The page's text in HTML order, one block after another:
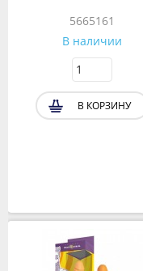
5665161
В наличии
В КОРЗИНУ